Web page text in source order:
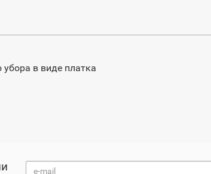
в виде платка